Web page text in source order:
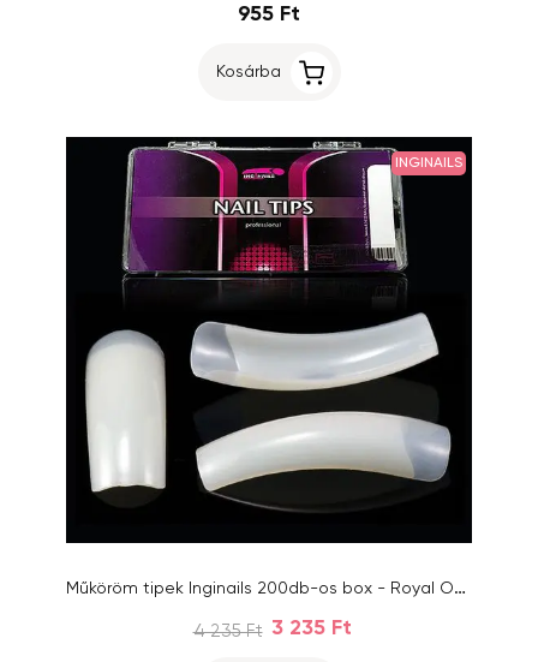
955 Ft
Kosárba
INGINAILS
Műköröm tipek Inginails 200db-os box - Royal Overlap Natural, 1-10 mix
4 235 Ft 3 235 Ft